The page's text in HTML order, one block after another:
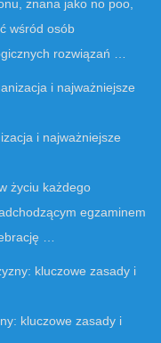
znana jako no poo,
wśród osób
rozwiązań …
i najważniejsze
życiu każdego
egzaminem
…
kluczowe zasady i